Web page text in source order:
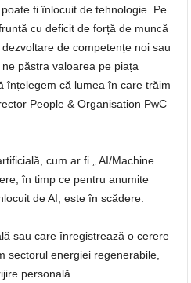
fi înlocuit de tehnologie. Pe
cu deficit de forță de muncă
de competențe noi sau
păstra valoarea pe piața
înțelegem că lumea în care trăim
People & Organisation PwC
cum ar fi „ AI/Machine
în timp ce pentru anumite
de AI, este în scădere.
sau care înregistrează o cerere
sectorul energiei regenerabile,
personală.